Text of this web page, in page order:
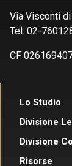
Via Visconti
Tel. 02-
CF
Lo Studio
Divisione
Divisione
Risorse